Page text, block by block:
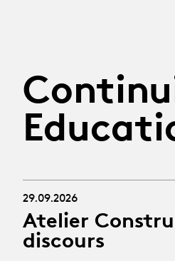
29.09.2026
Atelier
discours